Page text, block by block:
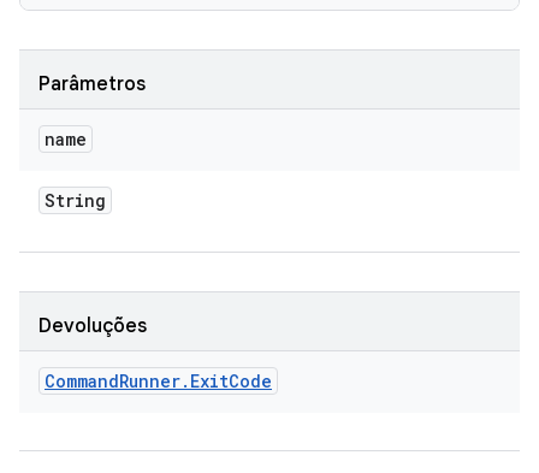
Parâmetros
name
String
Devoluções
CommandRunner. ExitCode